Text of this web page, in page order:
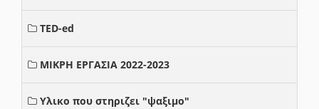
TED-ed
ΜΙΚΡΗ ΕΡΓΑΣΙΑ 2022-2023
Υλικο που στηριζει "ψαξιμο"